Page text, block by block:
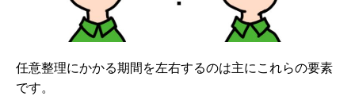
任意整理にかかる期間を左右するのは主にこれらの要素
です。